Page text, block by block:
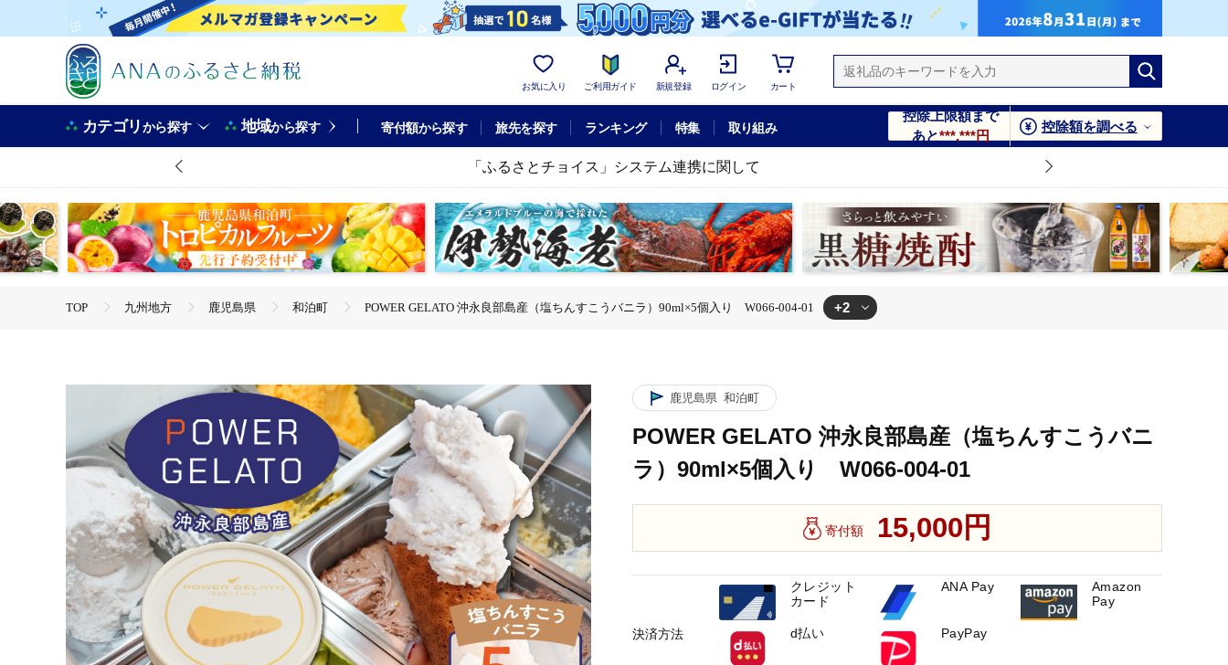
お気に入り ご利用ガイド 新規登録 ログイン カート
カテゴリから探す 地域から探す 寄付額から探す 旅先を探す ランキング 特集 取り組み
控除上限額まで
あと***,***円
控除額を調べる
「ふるさとチョイス」システム連携に関して
TOP 九州地方 鹿児島県 和泊町 POWER GELATO 沖永良部島産（塩ちんすこうバニラ）90ml×5個入り W066-004-01 +2
鹿児島県 和泊町
POWER GELATO 沖永良部島産（塩ちんすこうバニ
ラ）90ml×5個入り W066-004-01
寄付額 15,000円
決済方法
クレジット
カード
ANA Pay
Amazon
Pay
d払い PayPay